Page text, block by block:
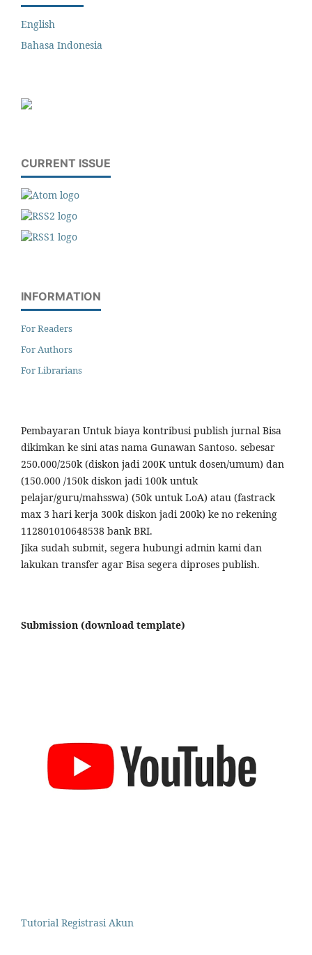
English
Bahasa Indonesia
CURRENT ISSUE
INFORMATION
For Readers
For Authors
For Librarians
Pembayaran Untuk biaya kontribusi publish jurnal Bisa
dikimkan ke sini atas nama Gunawan Santoso. sebesar
250.000/250k (diskon jadi 200K untuk dosen/umum) dan
(150.000 /150k diskon jadi 100k untuk
pelajar/guru/mahsswa) (50k untuk LoA) atau (fastrack
max 3 hari kerja 300k diskon jadi 200k) ke no rekening
112801010648538 bank BRI.
Jika sudah submit, segera hubungi admin kami dan
lakukan transfer agar Bisa segera diproses publish.
Submission (download template)
Tutorial Registrasi Akun